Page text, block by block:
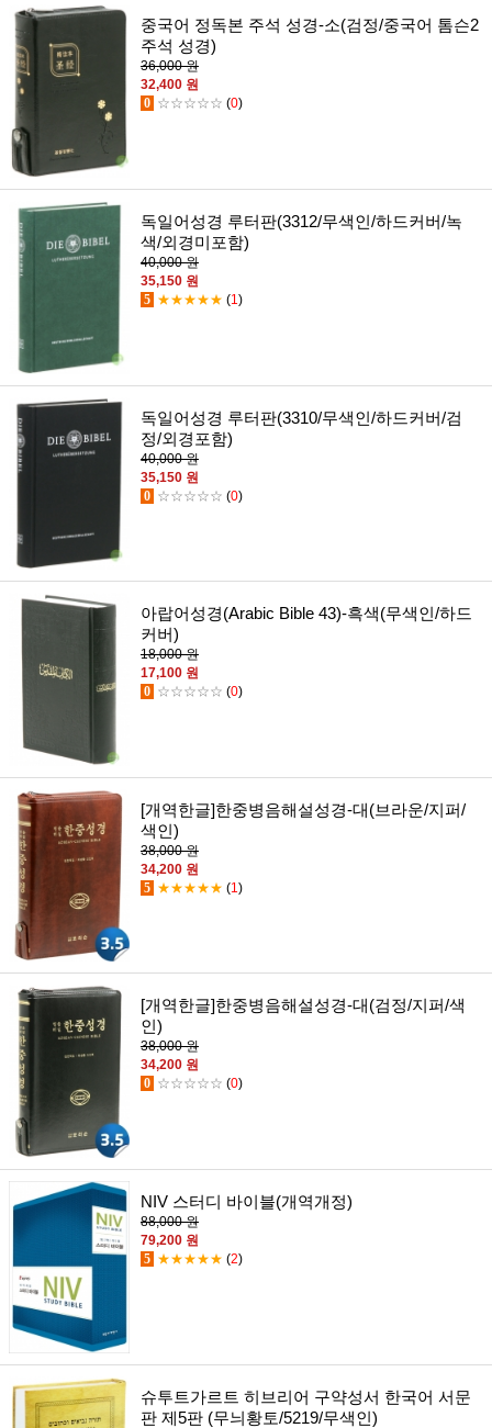
중국어 정독본 주석 성경-소(검정/중국어 톰슨2
주석 성경)
36,000 원
32,400 원
0 ☆☆☆☆☆ (0)
독일어성경 루터판(3312/무색인/하드커버/녹
색/외경미포함)
40,000 원
35,150 원
5 ★★★★★ (1 )
독일어성경 루터판(3310/무색인/하드커버/검
정/외경포함)
40,000 원
35,150 원
0 ☆☆☆☆☆ (0)
아랍어성경(Arabic Bible 43)-흑색(무색인/하드
커버)
18,000 원
17,100 원
0 ☆☆☆☆☆ (0)
[개역한글]한중병음해설성경-대(브라운/지퍼/
색인)
38,000 원
34,200 원
5 ★★★★★ (1 )
[개역한글]한중병음해설성경-대(검정/지퍼/색
인)
38,000 원
34,200 원
0 ☆☆☆☆☆ (0)
NIV 스터디 바이블(개역개정)
88,000 원
79,200 원
5 ★★★★★ (2)
슈투트가르트 히브리어 구약성서 한국어 서문
판 제5판 (무늬황토/5219/무색인)